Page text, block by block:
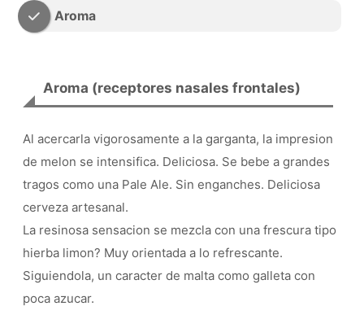
Aroma
Aroma (receptores nasales frontales)
Al acercarla vigorosamente a la garganta, la impresion
de melon se intensifica. Deliciosa. Se bebe a grandes
tragos como una Pale Ale. Sin enganches. Deliciosa
cerveza artesanal.
La resinosa sensacion se mezcla con una frescura tipo
hierba limon? Muy orientada a lo refrescante.
Siguiendola, un caracter de malta como galleta con
poca azucar.